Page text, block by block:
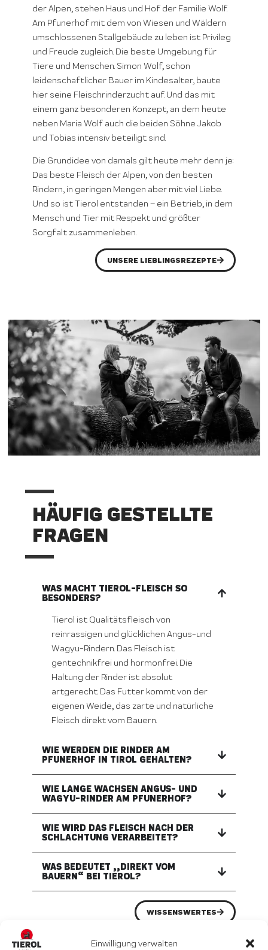
Einwilligung verwalten
der Alpen, stehen Haus und Hof der Familie Wolf.
Am Pfunerhof mit dem von Wiesen und Wäldern
umschlossenen Stallgebäude zu leben ist Privileg
und Freude zugleich. Die beste Umgebung für
Tiere und Menschen. Simon Wolf, schon
leidenschaftlicher Bauer im Kindesalter, baute
hier seine Fleischrinderzucht auf. Und das mit
einem ganz besonderen Konzept, an dem heute
neben Maria Wolf auch die beiden Söhne Jakob
und Tobias intensiv beteiligt sind.
Die Grundidee von damals gilt heute mehr denn je:
Das beste Fleisch der Alpen, von den besten
Rindern, in geringen Mengen aber mit viel Liebe.
Und so ist Tierol entstanden – ein Betrieb, in dem
Mensch und Tier mit Respekt und größter
Sorgfalt zusammenleben.
UNSERE LIEBLINGSREZEPTE
HÄUFIG GESTELLTE
FRAGEN
WAS MACHT TIEROL-FLEISCH SO
BESONDERS?
Tierol ist Qualitätsfleisch von
reinrassigen und glücklichen Angus-und
Wagyu-Rindern. Das Fleisch ist
gentechnikfrei und hormonfrei. Die
Haltung der Rinder ist absolut
artgerecht. Das Futter kommt von der
eigenen Weide, das zarte und natürliche
Fleisch direkt vom Bauern.
WIE WERDEN DIE RINDER AM
PFUNERHOF IN TIROL GEHALTEN?
WIE LANGE WACHSEN ANGUS- UND
WAGYU-RINDER AM PFUNERHOF?
WIE WIRD DAS FLEISCH NACH DER
SCHLACHTUNG VERARBEITET?
WAS BEDEUTET „„DIREKT VOM
BAUERN“ BEI TIEROL?
WISSENSWERTES